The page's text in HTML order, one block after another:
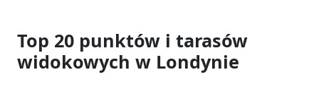
Top 20 punktów i tarasów
widokowych w Londynie